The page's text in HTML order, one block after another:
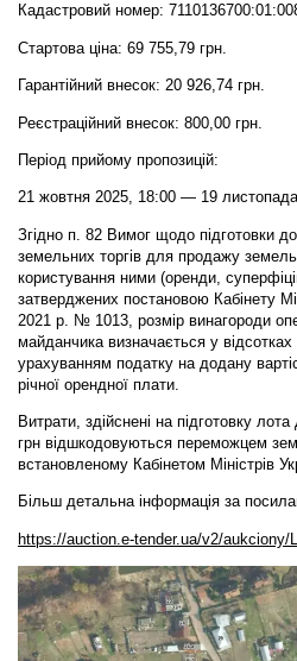
Кадастровий номер:
Стартова ціна: 69 755,79 грн.
Гарантійний внесок: 20 926,74 грн.
Реєстраційний внесок: 800,00 грн.
Період прийому пропозицій:
21 жовтня 2025, 18:00 — 19
Згідно п. 82 Вимог щодо підготовки
земельних торгів для продажу
користування ними (оренди,
затверджених постановою Кабінету
2021 р. № 1013, розмір винагороди
майданчика визначається у
урахуванням податку на додану
річної орендної плати.
Витрати, здійснені на підготовку
грн відшкодовуються переможцем
встановленому Кабінетом Міністрів
Більш детальна інформація за
https://auction.e-tender.ua/v2/aukciony/